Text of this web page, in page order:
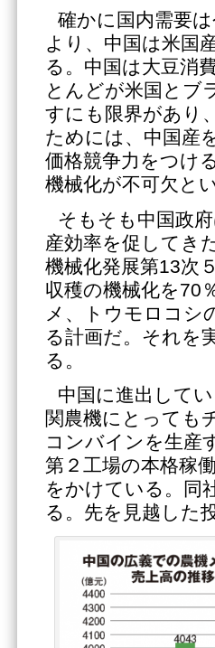
確かに国内需要
より、中国は米国
る。中国は大豆消
とんどが米国とブ
すにも限界があり
ためには、中国産
価格競争力をつけ
機械化が不可欠と
そもそも中国政
産効率を促してき
機械化発展第13次
収穫の機械化を70
メ、トウモロコシ
る計画だ。それを
る。
中国に進出して
関農機にとっても
コンバインを生産
第２工場の本格稼
をかけている。同
る。先を見越した